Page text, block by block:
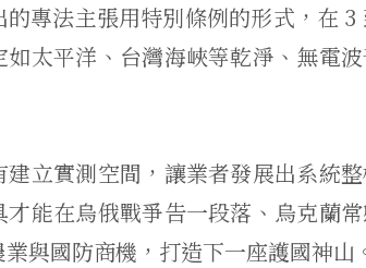
專法主張用特別條例的形式，在
如太平洋、台灣海峽等乾淨、無電
立實測空間，讓業者發展出系統
才能在烏俄戰爭告一段落、烏克蘭
與國防商機，打造下一座護國神山